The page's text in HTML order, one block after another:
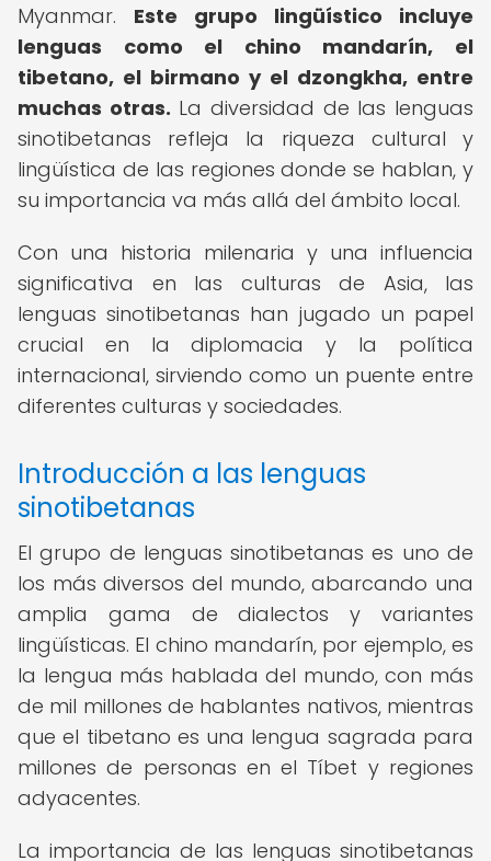
Myanmar. Este grupo lingüístico incluye
lenguas como el chino mandarín, el
tibetano, el birmano y el dzongkha, entre
muchas otras. La diversidad de las lenguas
sinotibetanas refleja la riqueza cultural y
lingüística de las regiones donde se hablan, y
su importancia va más allá del ámbito local.
Con una historia milenaria y una influencia
significativa en las culturas de Asia, las
lenguas sinotibetanas han jugado un papel
crucial en la diplomacia y la política
internacional, sirviendo como un puente entre
diferentes culturas y sociedades.
Introducción a las lenguas
sinotibetanas
El grupo de lenguas sinotibetanas es uno de
los más diversos del mundo, abarcando una
amplia gama de dialectos y variantes
lingüísticas. El chino mandarín, por ejemplo, es
la lengua más hablada del mundo, con más
de mil millones de hablantes nativos, mientras
que el tibetano es una lengua sagrada para
millones de personas en el Tíbet y regiones
adyacentes.
La importancia de las lenguas sinotibetanas